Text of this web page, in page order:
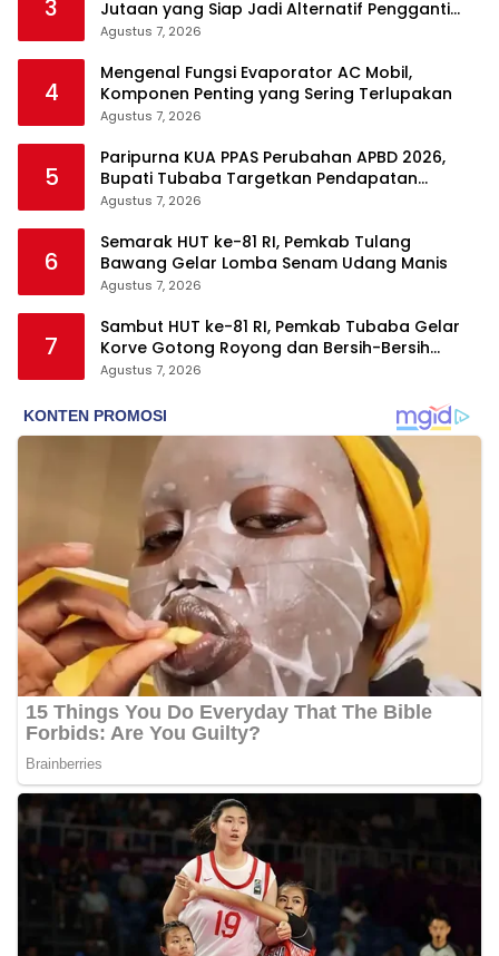
3
Jutaan yang Siap Jadi Alternatif Pengganti
Motor
Agustus 7, 2026
4
Mengenal Fungsi Evaporator AC Mobil,
Komponen Penting yang Sering Terlupakan
Agustus 7, 2026
5
Paripurna KUA PPAS Perubahan APBD 2026,
Bupati Tubaba Targetkan Pendapatan
Daerah Rp820,3 Miliar
Agustus 7, 2026
6
Semarak HUT ke-81 RI, Pemkab Tulang
Bawang Gelar Lomba Senam Udang Manis
Agustus 7, 2026
7
Sambut HUT ke-81 RI, Pemkab Tubaba Gelar
Korve Gotong Royong dan Bersih-Bersih
Serentak
Agustus 7, 2026